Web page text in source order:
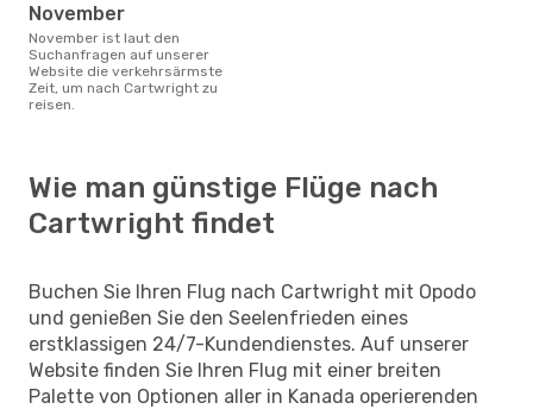
November
November ist laut den
Suchanfragen auf unserer
Website die verkehrsärmste
Zeit, um nach Cartwright zu
reisen.
Wie man günstige Flüge nach
Cartwright findet
Buchen Sie Ihren Flug nach Cartwright mit Opodo
und genießen Sie den Seelenfrieden eines
erstklassigen 24/7-Kundendienstes. Auf unserer
Website finden Sie Ihren Flug mit einer breiten
Palette von Optionen aller in Kanada operierenden